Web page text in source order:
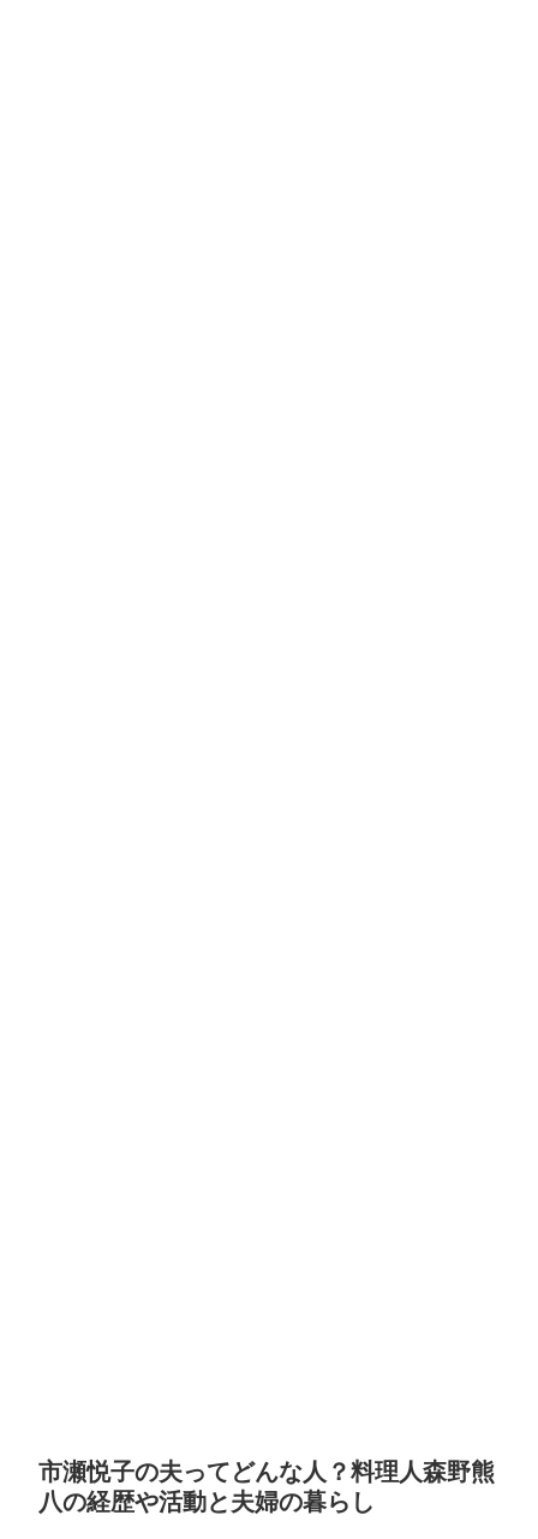
市瀬悦子の夫ってどんな人？料理人森野熊
八の経歴や活動と夫婦の暮らし